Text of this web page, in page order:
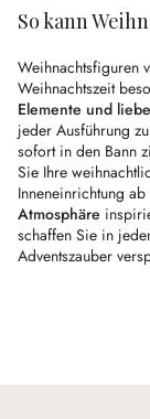
So kann
Weihnachtsfiguren
Weihnachtszeit
Elemente und
jeder Ausführung
sofort in den Bann
Sie Ihre
Inneneinrichtung
Atmosphäre
schaffen Sie in
Adventszauber